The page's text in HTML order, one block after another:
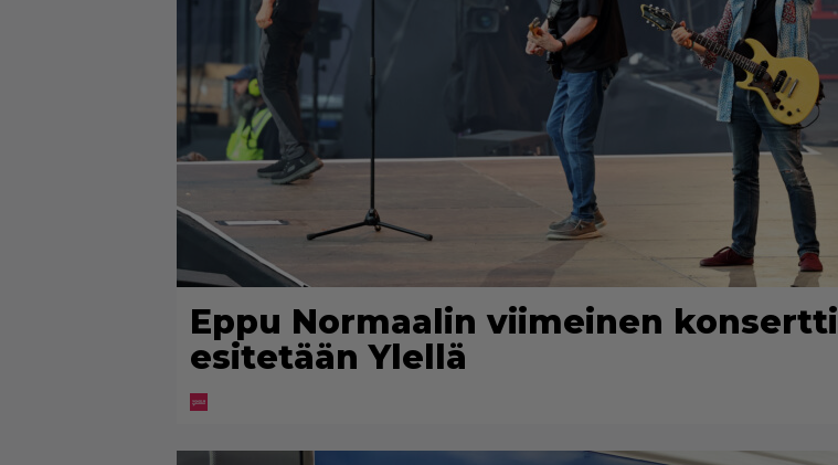
Eppu Normaalin viimeinen konsertti
esitetään Ylellä